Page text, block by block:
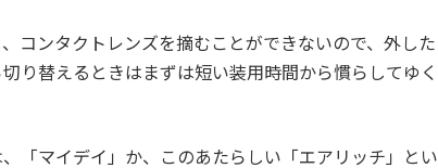
コンタクトレンズを摘むことができないので、外した
り替えるときはまずは短い装用時間から慣らしてゆく
「マイデイ」か、このあたらしい「エアリッチ」とい